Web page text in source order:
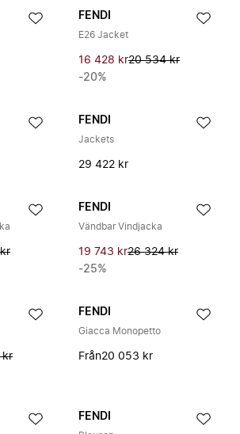
FENDI
E26 Jacket
16 428 kr20 534 kr
-20%
FENDI
Jackets
29 422 kr
FENDI
Vändbar Vindjacka
19 743 kr26 324 kr
-25%
kr
FENDI
Giacca Monopetto
Från20 053 kr
FENDI